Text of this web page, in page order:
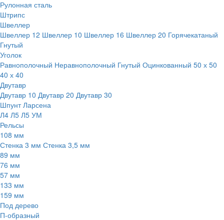
Рулонная сталь
Штрипс
Швеллер
Швеллер 12 Швеллер 10 Швеллер 16 Швеллер 20 Горячекатаный
Гнутый
Уголок
Равнополочный Неравнополочный Гнутый Оцинкованный 50 х 50
40 х 40
Двутавр
Двутавр 10 Двутавр 20 Двутавр 30
Шпунт Ларсена
Л4 Л5 Л5 УМ
Рельсы
108 мм
Стенка 3 мм Стенка 3,5 мм
89 мм
76 мм
57 мм
133 мм
159 мм
Под дерево
П-образный